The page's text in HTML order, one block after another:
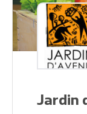
Jardin